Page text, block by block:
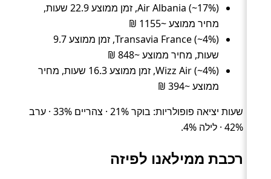
Air Albania (~17%), זמן ממוצע 22.9 שעות,
מחיר ממוצע ~1155 ₪
Transavia France (~4%), זמן ממוצע 9.7
שעות, מחיר ממוצע ~848 ₪
Wizz Air (~4%), זמן ממוצע 16.3 שעות, מחיר
ממוצע ~394 ₪
שעות יציאה פופולריות: בוקר 21% · צהריים 33% · ערב
42% · לילה 4%.
רכבת ממילאנו לפיזה